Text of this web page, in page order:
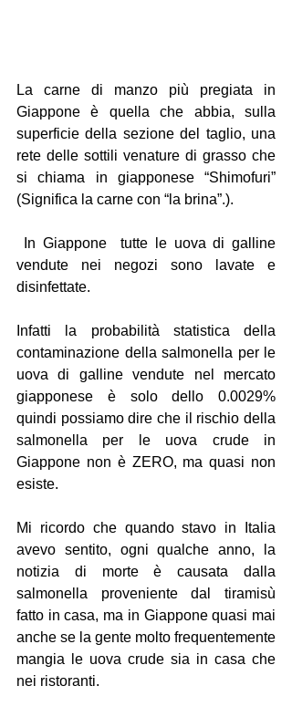
La carne di manzo più pregiata in
Giappone è quella che abbia, sulla
superficie della sezione del taglio, una
rete delle sottili venature di grasso che
si chiama in giapponese “Shimofuri”
(Significa la carne con “la brina”.).
vendute nei negozi sono lavate e
disinfettate.
Infatti la probabilità statistica della
contaminazione della salmonella per le
uova di galline vendute nel mercato
giapponese è solo dello 0.0029%
quindi possiamo dire che il rischio della
salmonella per le uova crude in
Giappone non è ZERO, ma quasi non
esiste.
Mi ricordo che quando stavo in Italia
avevo sentito, ogni qualche anno, la
notizia di morte è causata dalla
salmonella proveniente dal tiramisù
fatto in casa, ma in Giappone quasi mai
anche se la gente molto frequentemente
mangia le uova crude sia in casa che
nei ristoranti.